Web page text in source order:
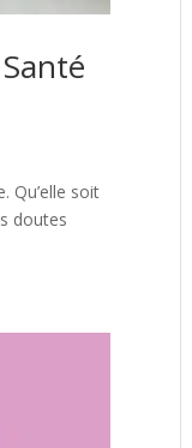
Qu’elle soit
doutes